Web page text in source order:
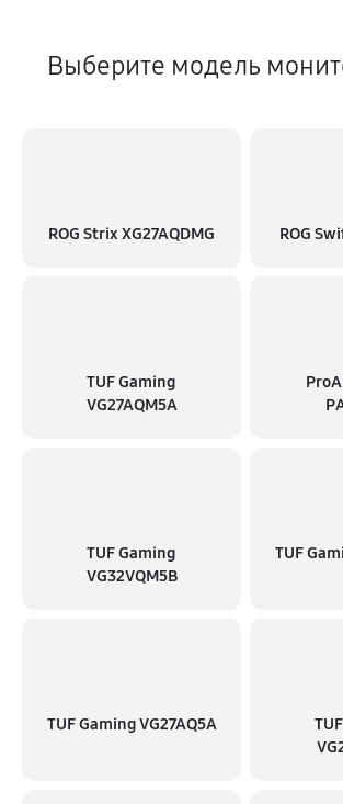
Выберите модель
ROG Strix XG27AQDMG ROG
TUF Gaming
VG27AQM5A
TUF Gaming
VG32VQM5B
TUF
TUF Gaming VG27AQ5A